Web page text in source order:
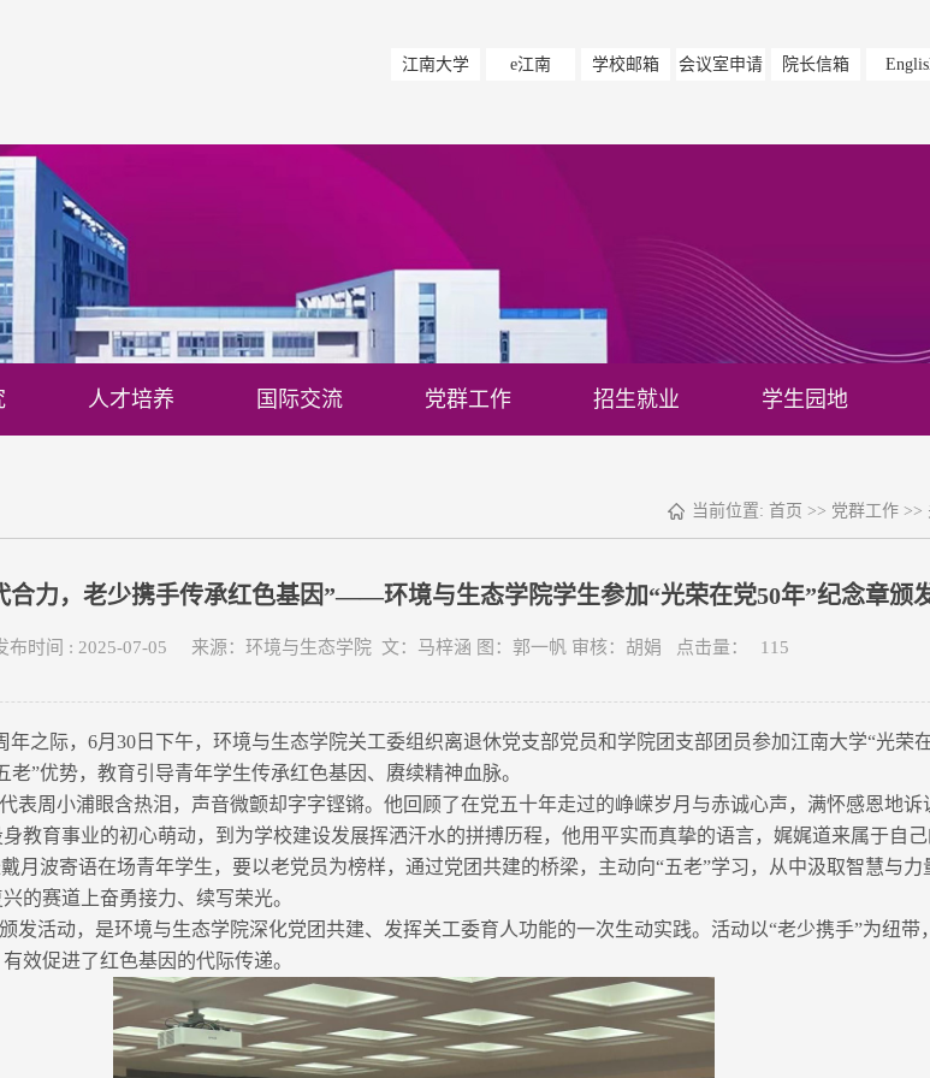
江南大学 e江南 学校邮箱 会议室申请 院长信箱
人才培养 国际交流 党群工作 招生就业 学生园地
当前位置: 首页 >> 党群工作 >>
合力，老少携手传承红色基因”——环境与生态学院学生参加“光荣在党50年”纪念章颁
布时间 : 2025-07-05 来源：环境与生态学院 文：马梓涵 图：郭一帆 审核：胡娟 点击量： 115
年之际，6月30日下午，环境与生态学院关工委组织离退休党支部党员和学院团支部团员参加江南大学“光荣
”优势，教育引导青年学生传承红色基因、赓续精神血脉。
表周小浦眼含热泪，声音微颤却字字铿锵。他回顾了在党五十年走过的峥嵘岁月与赤诚心声，满怀感恩地诉
教育事业的初心萌动，到为学校建设发展挥洒汗水的拼搏历程，他用平实而真挚的语言，娓娓道来属于自
月波寄语在场青年学生，要以老党员为榜样，通过党团共建的桥梁，主动向“五老”学习，从中汲取智慧与力
的赛道上奋勇接力、续写荣光。
发活动，是环境与生态学院深化党团共建、发挥关工委育人功能的一次生动实践。活动以“老少携手”为纽带
效促进了红色基因的代际传递。